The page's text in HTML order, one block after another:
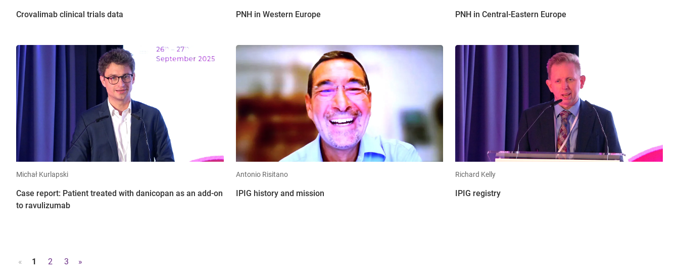
Crovalimab clinical trials data PNH in Western Europe PNH in Central-Eastern Europe
Michał Kurlapski
Case report: Patient treated with danicopan as an add-on
to ravulizumab
Antonio Risitano
IPIG history and mission
Richard Kelly
IPIG registry
« 1 2 3 »